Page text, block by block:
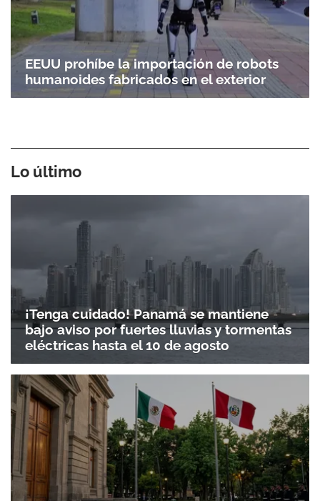
EEUU prohíbe la importación de robots
humanoides fabricados en el exterior
Lo último
¡Tenga cuidado! Panamá se mantiene
bajo aviso por fuertes lluvias y tormentas
eléctricas hasta el 10 de agosto